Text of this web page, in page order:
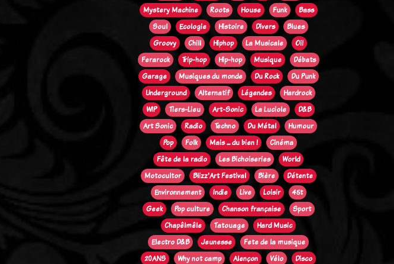
Mystery Machine
Roots House Funk
Bass
Soul
Ecologie Histoire Divers
Blues
Groovy
Chill Hiphop La Musicale
Oi!
Ferarock
Trip-hop Hip-hop Musique
Débats
Garage
Musiques du monde Du Rock
Du Punk
Underground
Alternatif Légendes
Hardrock
WIP
Tiers-Lieu Art-Sonic La Luciole
D&B
Art Sonic
Radio Techno Du Métal
Humour
Pop
Folk Mais ... du bien !
Cinéma
Fête de la radio
Les Bichoiseries
World
Motocultor
Blizz'Art Festival Bière
Détente
Environnement
Indie Live Loisir
45t
Geek
Pop culture Chanson française
Sport
Chapêlmêle
Tatouage
Hard Music
Electro D&B
Jeunesse
Fete de la musique
20ANS
Why not camp Alençon Vélo
Disco